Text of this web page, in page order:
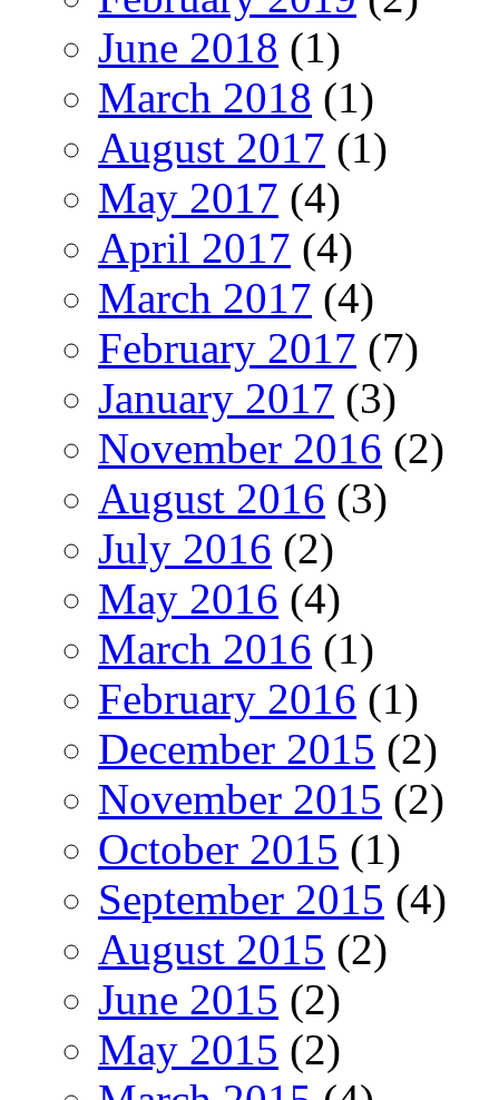
June 2018 (1)
March 2018 (1)
August 2017 (1)
May 2017 (4)
April 2017 (4)
March 2017 (4)
February 2017 (7)
January 2017 (3)
November 2016 (2)
August 2016 (3)
July 2016 (2)
May 2016 (4)
March 2016 (1)
February 2016 (1)
December 2015 (2)
November 2015 (2)
October 2015 (1)
September 2015 (4)
August 2015 (2)
June 2015 (2)
May 2015 (2)